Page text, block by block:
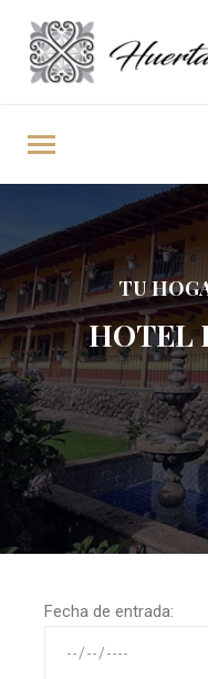
TU
HOTEL
Fecha de entrada: